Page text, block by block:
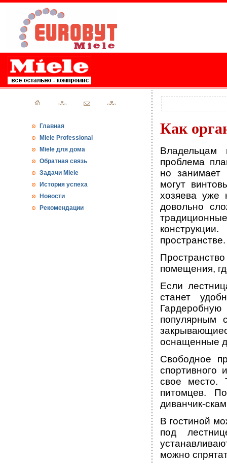
Главная
Miele Professional
Miele для дома
Обратная связь
Задачи Miele
История успеха
Новости
Рекомендации
Как
Владельцам
проблема
но занимает
могут
хозяева уже
довольно
помещения,
Если
станет
популярным
оснащенные
Свободное
спортивного
свое место.
питомцев.
диванчик-
В гостиной
под
можно